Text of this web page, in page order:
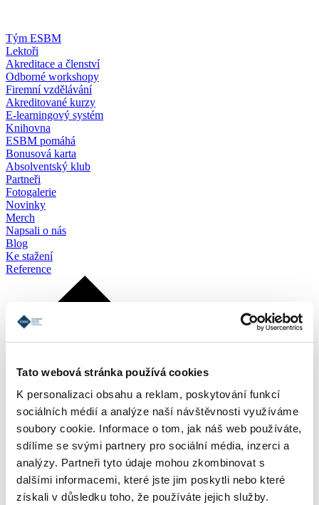
Tato webová stránka používá cookies
K personalizaci obsahu a reklam, poskytování funkcí
sociálních médií a analýze naší návštěvnosti využíváme
soubory cookie. Informace o tom, jak náš web používáte,
sdílíme se svými partnery pro sociální média, inzerci a
analýzy. Partneři tyto údaje mohou zkombinovat s
dalšími informacemi, které jste jim poskytli nebo které
získali v důsledku toho, že používáte jejich služby.
Tým ESBM
Lektoři
Akreditace a členství
Odborné workshopy
Firemní vzdělávání
Akreditované kurzy
E-learningový systém
Knihovna
ESBM pomáhá
Bonusová karta
Absolventský klub
Partneři
Fotogalerie
Novinky
Merch
Napsali o nás
Blog
Ke stažení
Reference